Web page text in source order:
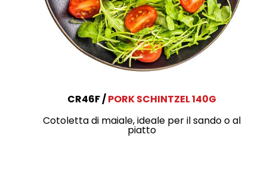
CR46F
PORK SCHINTZEL 140G
Cotoletta di maiale, ideale per il sando o al
piatto